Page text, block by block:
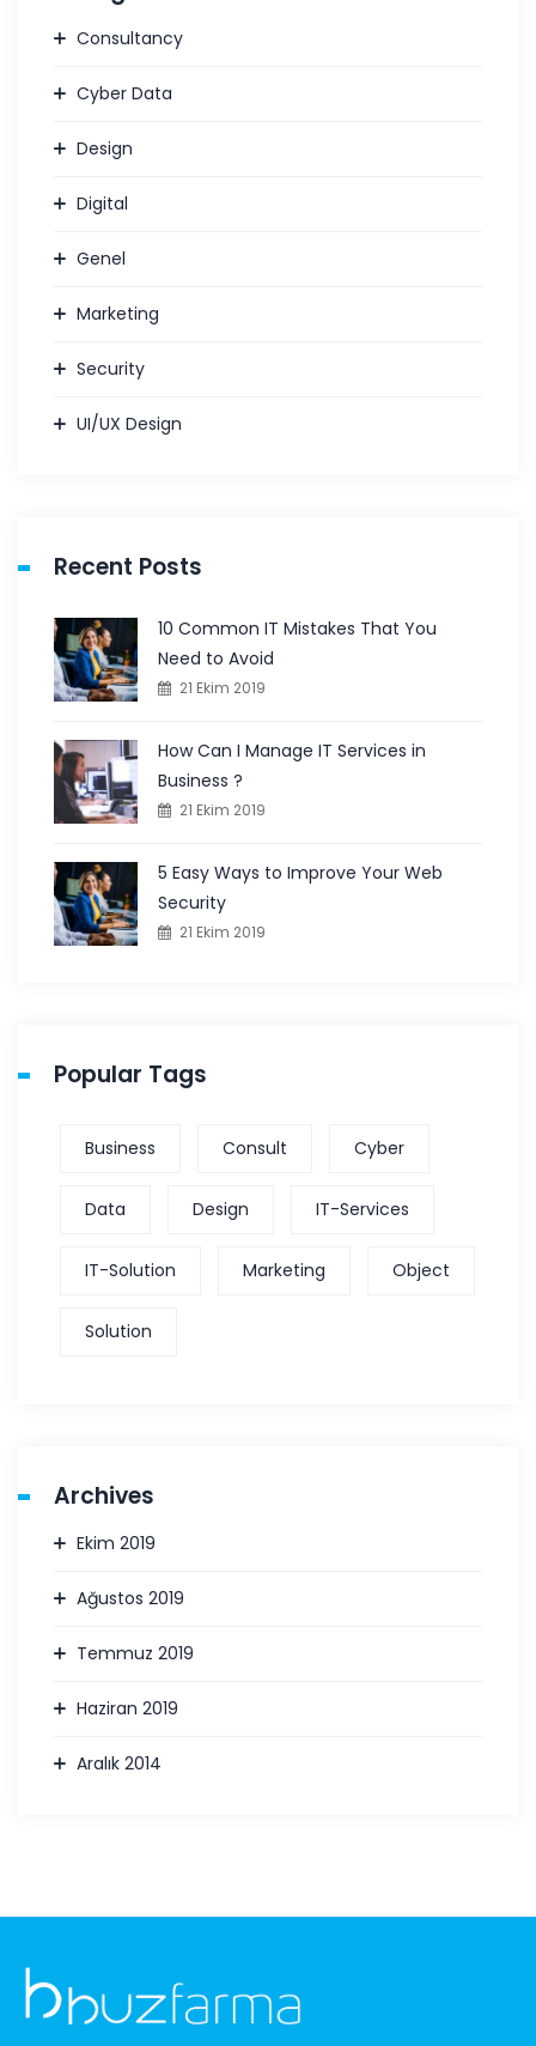
Consultancy
Cyber Data
Design
Digital
Genel
Marketing
Security
UI/UX Design
Recent Posts
10 Common IT Mistakes That You
Need to Avoid
21 Ekim 2019
How Can I Manage IT Services in
Business ?
21 Ekim 2019
5 Easy Ways to Improve Your Web
Security
21 Ekim 2019
Popular Tags
Business Consult Cyber
Data Design IT-Services
IT-Solution Marketing Object
Solution
Archives
Ekim 2019
Ağustos 2019
Temmuz 2019
Haziran 2019
Aralık 2014